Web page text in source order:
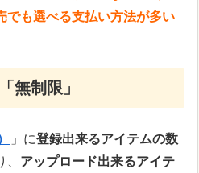
でも選べる支払い方法が多い
無制限」
」に登録出来るアイテムの数
アップロード出来るアイテ